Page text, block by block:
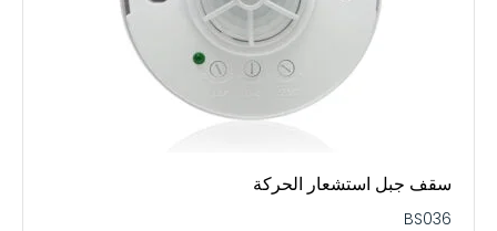
سقف جبل استشعار الحركة
BS036